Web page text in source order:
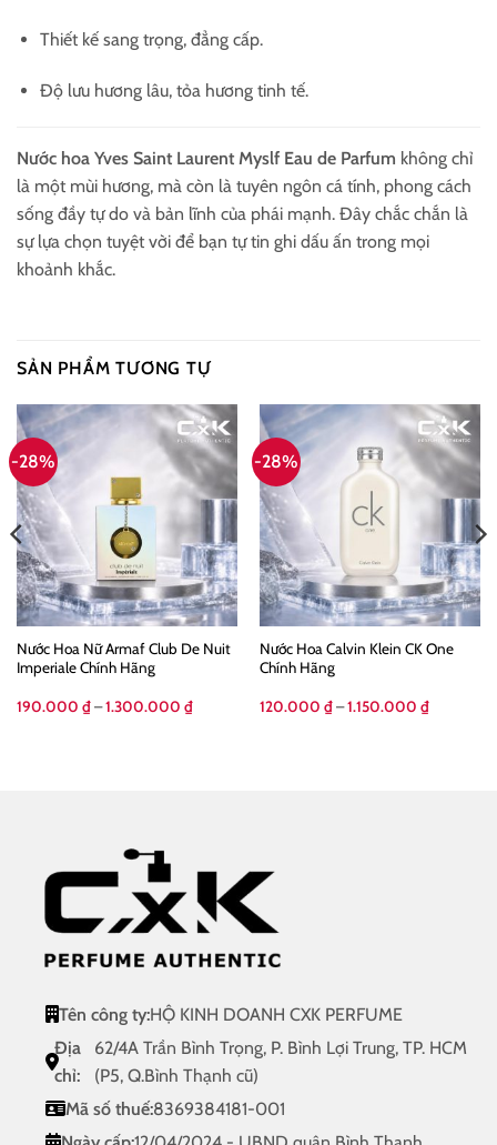
Thiết kế sang trọng, đẳng cấp.
Độ lưu hương lâu, tỏa hương tinh tế.
Nước hoa Yves Saint Laurent Myslf Eau de Parfum không chỉ
là một mùi hương, mà còn là tuyên ngôn cá tính, phong cách
sống đầy tự do và bản lĩnh của phái mạnh. Đây chắc chắn là
sự lựa chọn tuyệt vời để bạn tự tin ghi dấu ấn trong mọi
khoảnh khắc.
SẢN PHẨM TƯƠNG TỰ
-28%
Nước Hoa Nữ Armaf Club De Nuit
Imperiale Chính Hãng
190.000 ₫ – 1.300.000 ₫Khoảng
giá:
-28%
Nước Hoa Calvin Klein CK One
Chính Hãng
120.000 ₫ – 1.150.000 ₫Khoảng
giá:
Tên công ty:HỘ KINH DOANH CXK PERFUME
Địa
chỉ:
62/4A Trần Bình Trọng, P. Bình Lợi Trung, TP. HCM
(P5, Q.Bình Thạnh cũ)
Mã số thuế:8369384181-001